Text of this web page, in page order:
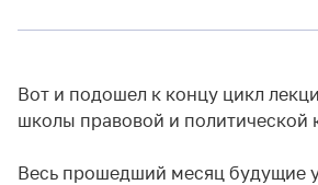
Вот и подошел к концу цикл
школы правовой и политической
Весь прошедший месяц будущие